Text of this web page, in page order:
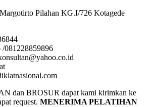
Pilahan KG.I/726 Kotagede
081228859896
dan BROSUR dapat kami kirimkan ke
request. MENERIMA PELATIHAN